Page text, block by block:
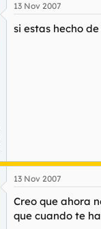
13 Nov 2007
si estas hecho
13 Nov 2007
Creo que ahora
que cuando te